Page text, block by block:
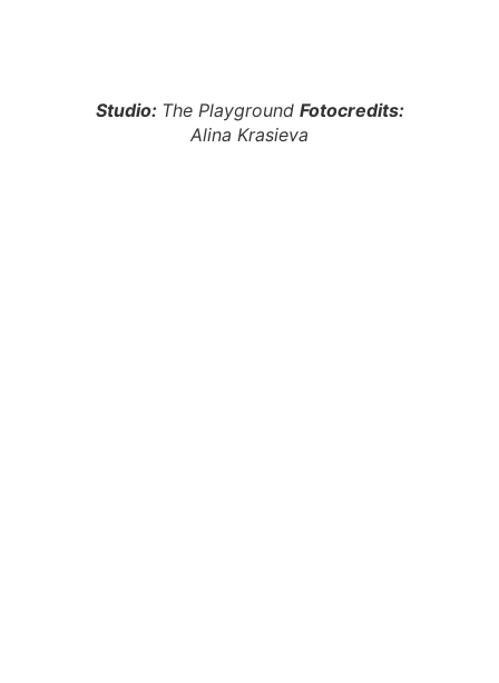
Studio: The Playground Fotocredits:
Alina Krasieva